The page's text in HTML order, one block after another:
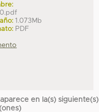
1.073Mb
PDF
en la(s) siguiente(s)